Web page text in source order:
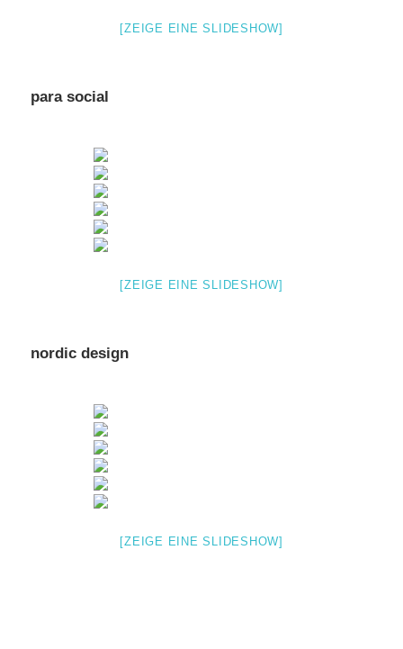
[ZEIGE EINE SLIDESHOW]
para social
[ZEIGE EINE SLIDESHOW]
nordic design
[ZEIGE EINE SLIDESHOW]